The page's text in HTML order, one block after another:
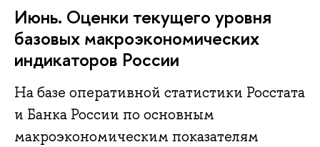
Июнь. Оценки текущего уровня
базовых макроэкономических
индикаторов России
На базе оперативной статистики Росстата
и Банка России по основным
макроэкономическим показателям